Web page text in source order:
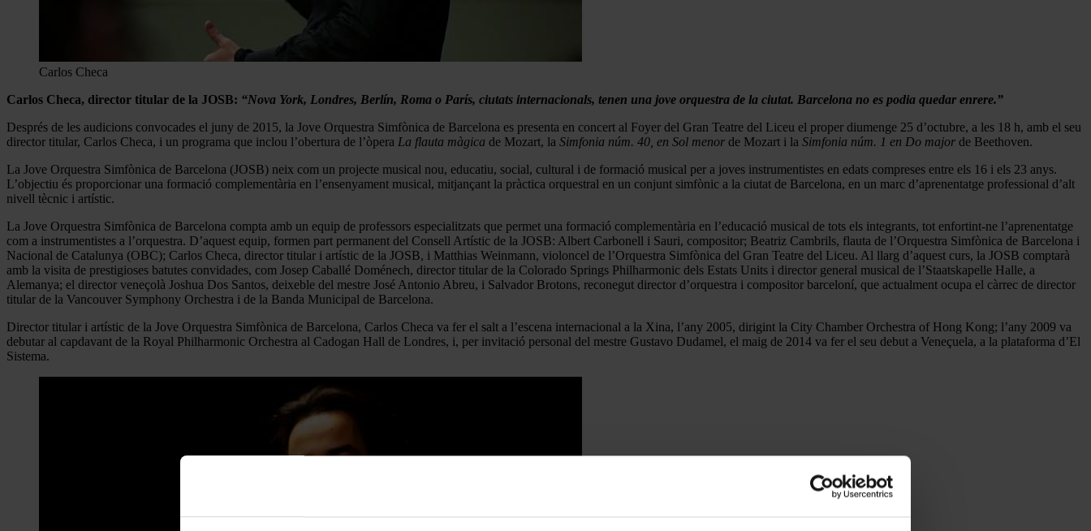
Carlos Checa
Carlos Checa, director titular de la JOSB: “Nova York, Londres, Berlín, Roma o París, ciutats internacionals, tenen una jove orquestra de la ciutat. Barcelona no es podia quedar enrere.”
Després de les audicions convocades el juny de 2015, la Jove Orquestra Simfònica de Barcelona es presenta en concert al Foyer del Gran Teatre del Liceu el proper diumenge 25 d’octubre, a les 18 h, amb el seu
director titular, Carlos Checa, i un programa que inclou l’obertura de l’òpera La flauta màgica de Mozart, la Simfonia núm. 40, en Sol menor de Mozart i la Simfonia núm. 1 en Do major de Beethoven.
La Jove Orquestra Simfònica de Barcelona (JOSB) neix com un projecte musical nou, educatiu, social, cultural i de formació musical per a joves instrumentistes en edats compreses entre els 16 i els 23 anys.
L’objectiu és proporcionar una formació complementària en l’ensenyament musical, mitjançant la pràctica orquestral en un conjunt simfònic a la ciutat de Barcelona, en un marc d’aprenentatge professional d’alt
nivell tècnic i artístic.
La Jove Orquestra Simfònica de Barcelona compta amb un equip de professors especialitzats que permet una formació complementària en l’educació musical de tots els integrants, tot enfortint-ne l’aprenentatge
com a instrumentistes a l’orquestra. D’aquest equip, formen part permanent del Consell Artístic de la JOSB: Albert Carbonell i Sauri, compositor; Beatriz Cambrils, flauta de l’Orquestra Simfònica de Barcelona i
Nacional de Catalunya (OBC); Carlos Checa, director titular i artístic de la JOSB, i Matthias Weinmann, violoncel de l’Orquestra Simfònica del Gran Teatre del Liceu. Al llarg d’aquest curs, la JOSB comptarà
amb la visita de prestigioses batutes convidades, com Josep Caballé Doménech, director titular de la Colorado Springs Philharmonic dels Estats Units i director general musical de l’Staatskapelle Halle, a
Alemanya; el director veneçolà Joshua Dos Santos, deixeble del mestre José Antonio Abreu, i Salvador Brotons, reconegut director d’orquestra i compositor barceloní, que actualment ocupa el càrrec de director
titular de la Vancouver Symphony Orchestra i de la Banda Municipal de Barcelona.
Director titular i artístic de la Jove Orquestra Simfònica de Barcelona, Carlos Checa va fer el salt a l’escena internacional a la Xina, l’any 2005, dirigint la City Chamber Orchestra of Hong Kong; l’any 2009 va
debutar al capdavant de la Royal Philharmonic Orchestra al Cadogan Hall de Londres, i, per invitació personal del mestre Gustavo Dudamel, el maig de 2014 va fer el seu debut a Veneçuela, a la plataforma d’El
Sistema.